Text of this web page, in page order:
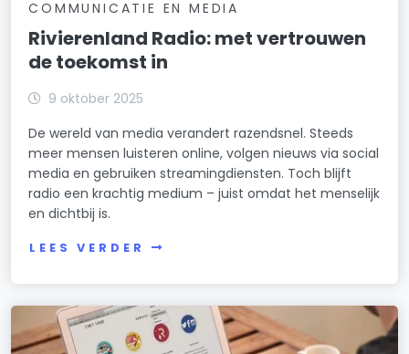
COMMUNICATIE EN MEDIA
Rivierenland Radio: met vertrouwen
de toekomst in
9 oktober 2025
De wereld van media verandert razendsnel. Steeds
meer mensen luisteren online, volgen nieuws via social
media en gebruiken streamingdiensten. Toch blijft
radio een krachtig medium – juist omdat het menselijk
en dichtbij is.
LEES VERDER